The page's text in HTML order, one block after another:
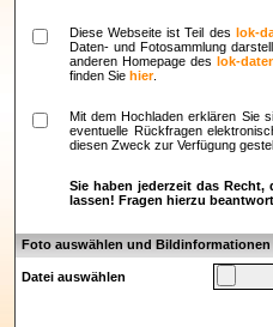
Diese Webseite ist Teil des lok-
Daten- und Fotosammlung
anderen Homepage des lok-
finden Sie hier.
Mit dem Hochladen erklären Sie
eventuelle Rückfragen
diesen Zweck zur Verfügung
Sie haben jederzeit das
lassen! Fragen hierzu
Foto auswählen und Bildinformationen
Datei auswählen